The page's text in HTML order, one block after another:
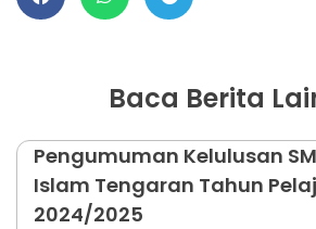
Baca Berita
Pengumuman Kelulusan
Islam Tengaran Tahun
2024/2025